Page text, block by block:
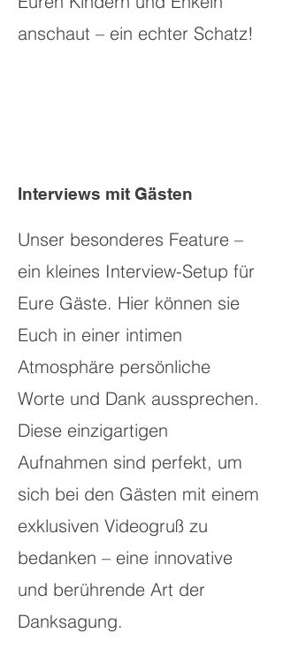
anschaut – ein echter Schatz!
Interviews mit Gästen
Unser besonderes Feature –
ein kleines Interview-Setup für
Eure Gäste. Hier können sie
Euch in einer intimen
Atmosphäre persönliche
Worte und Dank aussprechen.
Diese einzigartigen
Aufnahmen sind perfekt, um
sich bei den Gästen mit einem
exklusiven Videogruß zu
bedanken – eine innovative
und berührende Art der
Danksagung.